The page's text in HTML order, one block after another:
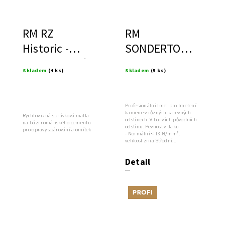
RM RZ
Historic -
Rychlovazná
románského
Skladem (4 ks)
Rychlovazná správková malta
na bázi románského cementu
pro opravy spárování a omítek
RM
SONDERTON -
zrnitost
<0,5mm
(střední)
Skladem (5 ks)
Detail
Profesionální tmel pro tmelení
kamene v různých barevných
odstínech. V barvách původních
odstínu. Pevnost v tlaku
- Normální < 13 N/mm²,
velikost zrna Střední...
Tip